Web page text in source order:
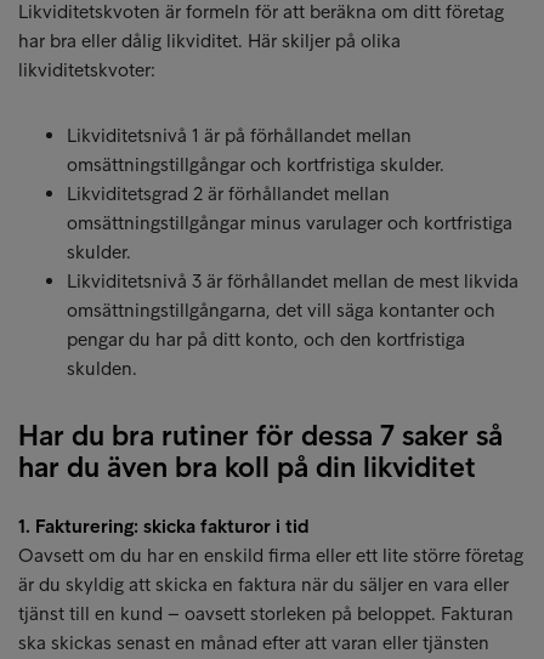
Likviditetskvoten är formeln för att beräkna om ditt företag
har bra eller dålig likviditet. Här skiljer på olika
likviditetskvoter:
Likviditetsnivå 1 är på förhållandet mellan
omsättningstillgångar och kortfristiga skulder.
Likviditetsgrad 2 är förhållandet mellan
omsättningstillgångar minus varulager och kortfristiga
skulder.
Likviditetsnivå 3 är förhållandet mellan de mest likvida
omsättningstillgångarna, det vill säga kontanter och
pengar du har på ditt konto, och den kortfristiga
skulden.
Har du bra rutiner för dessa 7 saker så
har du även bra koll på din likviditet
1. Fakturering: skicka fakturor i tid
Oavsett om du har en enskild firma eller ett lite större företag
är du skyldig att skicka en faktura när du säljer en vara eller
tjänst till en kund – oavsett storleken på beloppet. Fakturan
ska skickas senast en månad efter att varan eller tjänsten